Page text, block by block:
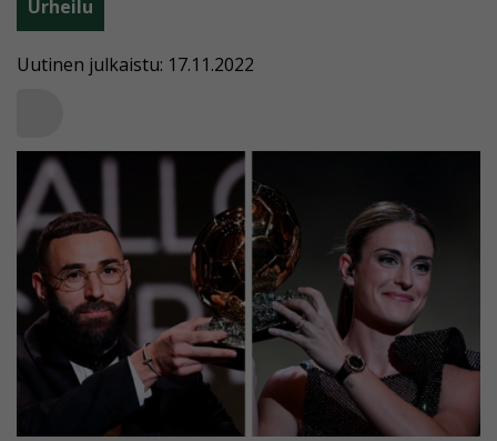
Urheilu
Uutinen julkaistu: 17.11.2022